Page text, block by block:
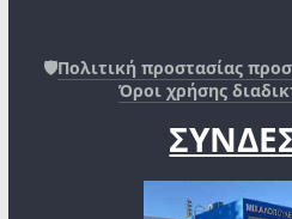
🛡️Πολιτική προστασίας
Όροι χρήσης